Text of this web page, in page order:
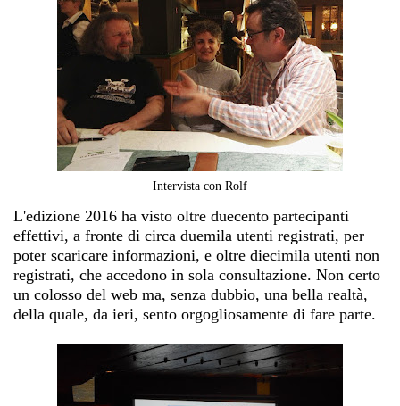
Intervista con Rolf
L'edizione 2016 ha visto oltre duecento partecipanti
effettivi, a fronte di circa duemila utenti registrati, per
poter scaricare informazioni, e oltre diecimila utenti non
registrati, che accedono in sola consultazione. Non certo
un colosso del web ma, senza dubbio, una bella realtà,
della quale, da ieri, sento orgogliosamente di fare parte.